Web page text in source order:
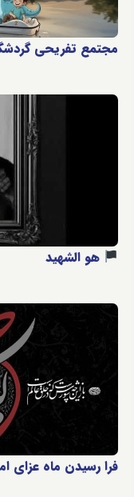
مجتمع تفریحی
هو الشهید
فرا رسیدن ماه عزای